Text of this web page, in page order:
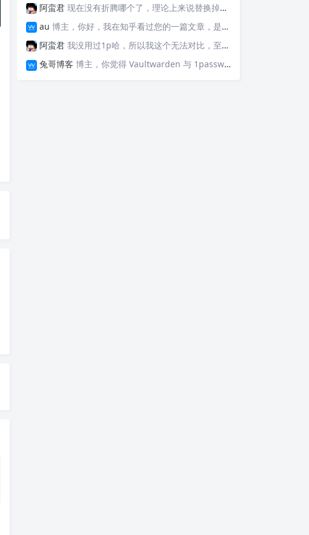
阿蛮君 现在没有折腾哪个了，理论上来说替换掉那些api就可以检测，https://v6.ident.me, https://6.ipw.cn, https://v6.yinghualuo.cn/bejson，不过我没有试过不知道行不行。我现在是用ddns-go这款工具。动态解析域名，并且可以触发webhook给我发送邮件的
au 博主，你好，我在知乎看过您的一篇文章，是关于使用Docker部署容器监控公网IP变动并主动发送邮件的“https://zhuanlan.zhihu.com/p/568074329”这篇文章，我想问的是，这个可以监控IPv6的变化并发送邮件嘛？因为我现在测试了，它只能发送IPv4的，请问如果要添加IPv6的变化，我该如何操作呢？谢谢您！
阿蛮君 我没用过1p哈，所以我这个无法对比，至少Vaultwarden我用了一两年感觉还不错
兔哥博客 博主，你觉得 Vaultwarden 与 1password 比哪个好用？我个人一直在用付费版的 1password，但最近也想自建试试Vaultwarden，又担心用不惯。